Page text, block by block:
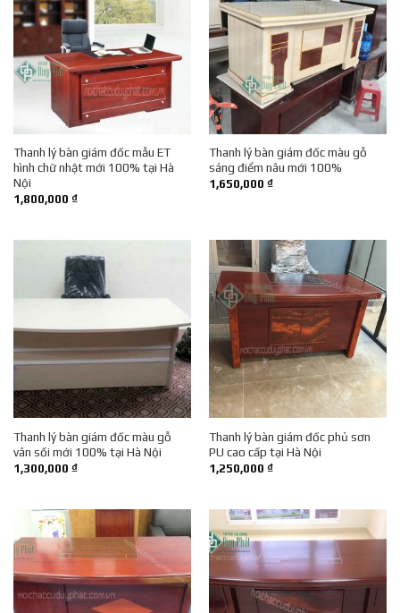
Thanh lý bàn giám đốc mẫu ET
hình chữ nhật mới 100% tại Hà
Nội
1,800,000 ₫
Thanh lý bàn giám đốc màu gỗ
sáng điểm nâu mới 100%
1,650,000 ₫
Thanh lý bàn giám đốc màu gỗ
vân sồi mới 100% tại Hà Nội
1,300,000 ₫
Thanh lý bàn giám đốc phủ sơn
PU cao cấp tại Hà Nội
1,250,000 ₫